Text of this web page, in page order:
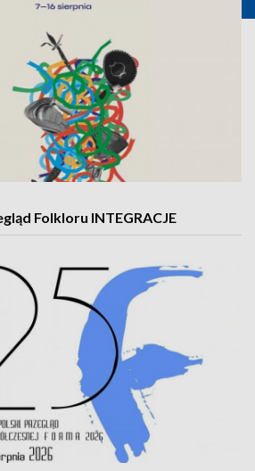
Folkloru INTEGRACJE